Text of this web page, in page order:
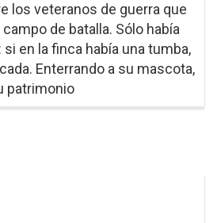
los veteranos de guerra que
de batalla. Sólo había
en la finca había una tumba,
Enterrando a su mascota,
patrimonio